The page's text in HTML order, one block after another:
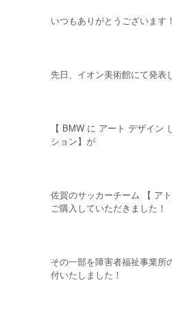
いつもありがとうございます！
先日、イオン美術館にて発表
【 BMW に アート デザイン
ション】が
佐賀のサッカーチーム 【 ア
ご購入していただきました！
その一部を障害者福祉事業所
付いたしました！